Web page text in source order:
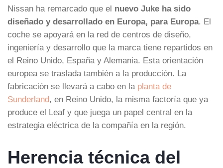
Nissan ha remarcado que el nuevo Juke ha sido
diseñado y desarrollado en Europa, para Europa. El
coche se apoyará en la red de centros de diseño,
ingeniería y desarrollo que la marca tiene repartidos en
el Reino Unido, España y Alemania. Esta orientación
europea se traslada también a la producción. La
fabricación se llevará a cabo en la planta de
Sunderland, en Reino Unido, la misma factoría que ya
produce el Leaf y que juega un papel central en la
estrategia eléctrica de la compañía en la región.
Herencia técnica del